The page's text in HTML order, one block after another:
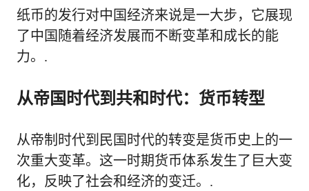
纸币的发行对中国经济来说是一大步，它展现
了中国随着经济发展而不断变革和成长的能
力。.
从帝国时代到共和时代：货币转型
从帝制时代到民国时代的转变是货币史上的一
次重大变革。这一时期货币体系发生了巨大变
化，反映了社会和经济的变迁。.